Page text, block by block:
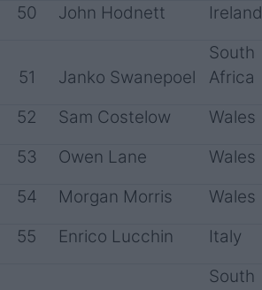
50
John Hodnett Ireland
51 Janko Swanepoel
South
Africa
52
Sam Costelow Wales
53
Owen Lane Wales
54
Morgan Morris Wales
55
Enrico Lucchin Italy
South